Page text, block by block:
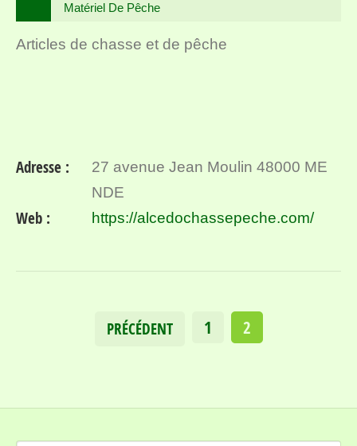
Matériel De Pêche
Articles de chasse et de pêche
Adresse :
27 avenue Jean Moulin 48000 ME
NDE
Web : https://alcedochassepeche.com/
PRÉCÉDENT 1 2